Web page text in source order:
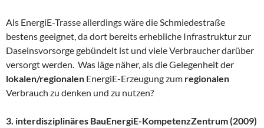
Als EnergiE-Trasse allerdings wäre die Schmiedestraße
bestens geeignet, da dort bereits erhebliche Infrastruktur zur
Daseinsvorsorge gebündelt ist und viele Verbraucher darüber
versorgt werden. Was läge näher, als die Gelegenheit der
lokalen/regionalen EnergiE-Erzeugung zum regionalen
Verbrauch zu denken und zu nutzen?
3. interdisziplinäres BauEnergiE-KompetenzZentrum (2009)